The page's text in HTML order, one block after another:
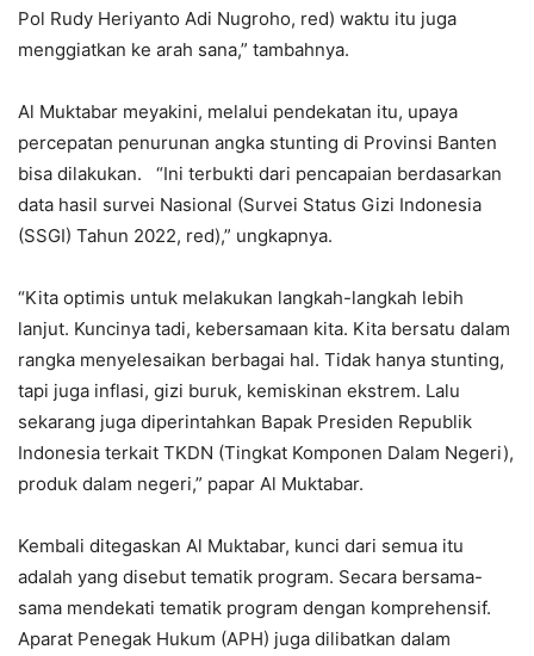
Pol Rudy Heriyanto Adi Nugroho, red) waktu itu juga
menggiatkan ke arah sana,” tambahnya.
Al Muktabar meyakini, melalui pendekatan itu, upaya
percepatan penurunan angka stunting di Provinsi Banten
bisa dilakukan. “Ini terbukti dari pencapaian berdasarkan
data hasil survei Nasional (Survei Status Gizi Indonesia
(SSGI) Tahun 2022, red),” ungkapnya.
“Kita optimis untuk melakukan langkah-langkah lebih
lanjut. Kuncinya tadi, kebersamaan kita. Kita bersatu dalam
rangka menyelesaikan berbagai hal. Tidak hanya stunting,
tapi juga inflasi, gizi buruk, kemiskinan ekstrem. Lalu
sekarang juga diperintahkan Bapak Presiden Republik
Indonesia terkait TKDN (Tingkat Komponen Dalam Negeri),
produk dalam negeri,” papar Al Muktabar.
Kembali ditegaskan Al Muktabar, kunci dari semua itu
adalah yang disebut tematik program. Secara bersama-
sama mendekati tematik program dengan komprehensif.
Aparat Penegak Hukum (APH) juga dilibatkan dalam